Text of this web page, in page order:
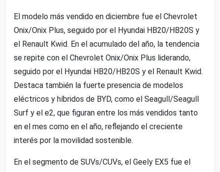
El modelo más vendido en diciembre fue el Chevrolet
Onix/Onix Plus, seguido por el Hyundai HB20/HB20S y
el Renault Kwid. En el acumulado del año, la tendencia
se repite con el Chevrolet Onix/Onix Plus liderando,
seguido por el Hyundai HB20/HB20S y el Renault Kwid.
Destaca también la fuerte presencia de modelos
eléctricos y híbridos de BYD, como el Seagull/Seagull
Surf y el e2, que figuran entre los más vendidos tanto
en el mes como en el año, reflejando el creciente
interés por la movilidad sostenible.
En el segmento de SUVs/CUVs, el Geely EX5 fue el